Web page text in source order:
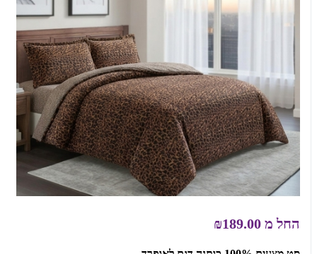
החל מ ₪189.00